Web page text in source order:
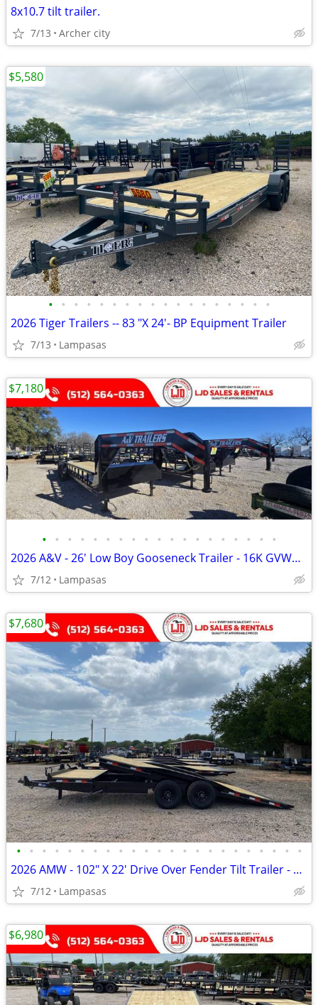
8x10.7 tilt trailer.
7/13 Archer city
• • • • • • • • • • • • • • • • • •
2026 Tiger Trailers -- 83 "X 24'- BP Equipment Trailer
7/13 Lampasas
$5,580
• • • • • • • • • • • • • • • • • • •
2026 A&V - 26' Low Boy Gooseneck Trailer - 16K GVWR - 14 Ply Tires
7/12 Lampasas
$7,180
• • • • • • • • • • • • • • • • • • • • • • •
2026 AMW - 102" X 22' Drive Over Fender Tilt Trailer - 16K GVWR
7/12 Lampasas
$7,680
$6,980